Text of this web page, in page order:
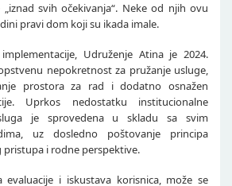
svih očekivanja“. Neke od njih ovu
pravi dom koji su ikada imale.
Udruženje Atina je 2024.
nepokretnost za pružanje usluge,
prostora za rad i dodatno osnažen
Uprkos nedostatku institucionalne
je sprovedena u skladu sa svim
uz dosledno poštovanje principa
i rodne perspektive.
i iskustava korisnica, može se